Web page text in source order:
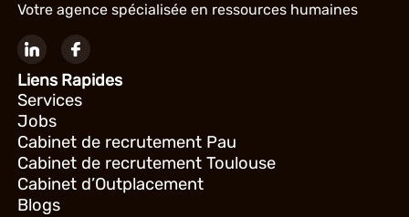
Votre agence spécialisée en ressources humaines
Liens Rapides
Services
Jobs
Cabinet de recrutement Pau
Cabinet de recrutement Toulouse
Cabinet d’Outplacement
Blogs